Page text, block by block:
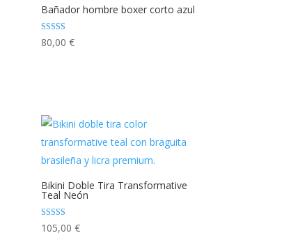
Bañador hombre boxer corto azul
Valorado con
5.00
80,00€
Bikini Doble Tira Transformative
Teal Neón
Valorado con
5.00
105,00€